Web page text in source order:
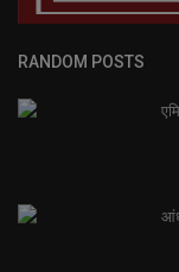
RANDOM POSTS